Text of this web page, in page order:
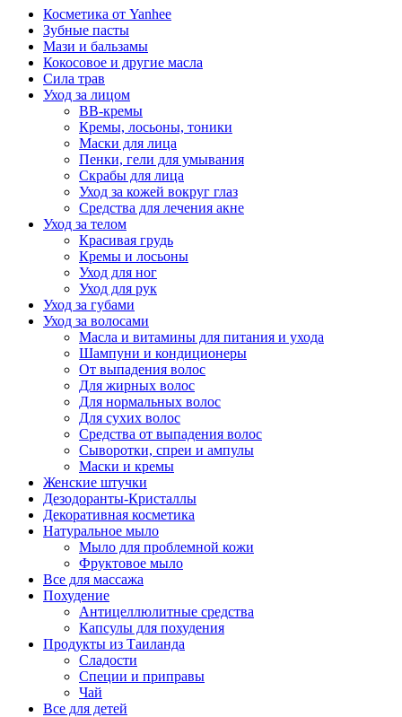
Косметика от Yanhee
Зубные пасты
Мази и бальзамы
Кокосовое и другие масла
Сила трав
Уход за лицом
BB-кремы
Кремы, лосьоны, тоники
Маски для лица
Пенки, гели для умывания
Скрабы для лица
Уход за кожей вокруг глаз
Средства для лечения акне
Уход за телом
Красивая грудь
Кремы и лосьоны
Уход для ног
Уход для рук
Уход за губами
Уход за волосами
Масла и витамины для питания и ухода
Шампуни и кондиционеры
От выпадения волос
Для жирных волос
Для нормальных волос
Для сухих волос
Средства от выпадения волос
Сыворотки, спреи и ампулы
Маски и кремы
Женские штучки
Дезодоранты-Кристаллы
Декоративная косметика
Натуральное мыло
Мыло для проблемной кожи
Фруктовое мыло
Все для массажа
Похудение
Антицеллюлитные средства
Капсулы для похудения
Продукты из Таиланда
Сладости
Специи и приправы
Чай
Все для детей